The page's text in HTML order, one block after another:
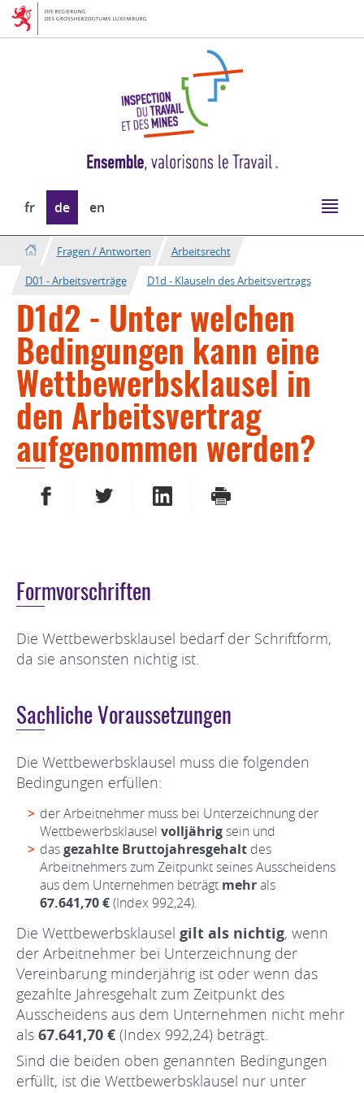
Zur
Navigation
Zum
Inhalt
Sprache
wechseln
fr de en
Fragen / Antworten
Arbeitsrecht
D01 - Arbeitsverträge
D1d - Klauseln des Arbeitsvertrags
D1d2 - Unter welchen
Bedingungen kann eine
Wettbewerbsklausel in
den Arbeitsvertrag
aufgenommen werden?
AUF FACEBOOK TEILENAUF TWITTER TEILENAUF LINKEDIN TEILEN
DRUCKEN
Formvorschriften
Die Wettbewerbsklausel bedarf der Schriftform,
da sie ansonsten nichtig ist.
Sachliche Voraussetzungen
Die Wettbewerbsklausel muss die folgenden
Bedingungen erfüllen:
der Arbeitnehmer muss bei Unterzeichnung der
Wettbewerbsklausel volljährigsein und
dasgezahlte Bruttojahresgehalt des
Arbeitnehmers zum Zeitpunkt seines Ausscheidens
aus dem Unternehmen beträgt mehrals
67.641,70 €(Index 992,24).
Die Wettbewerbsklausel gilt als nichtig, wenn
der Arbeitnehmer bei Unterzeichnung der
Vereinbarung minderjährig ist oder wenn das
gezahlte Jahresgehalt zum Zeitpunkt des
Ausscheidens aus dem Unternehmen nicht mehr
als 67.641,70 € (Index 992,24) beträgt.
Sind die beiden oben genannten Bedingungen
erfüllt, ist die Wettbewerbsklausel nur unter